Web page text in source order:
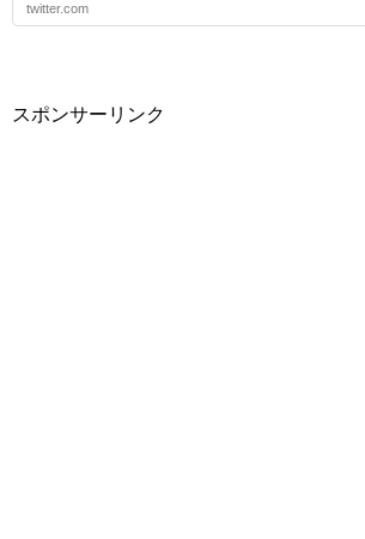
twitter.com
スポンサーリンク